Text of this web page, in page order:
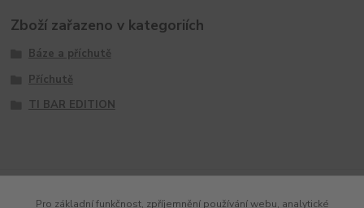
Zboží zařazeno v kategoriích
Báze a příchutě
Příchutě
TI BAR EDITION
Pro základní funkčnost, zpříjemnění používání webu, analytické